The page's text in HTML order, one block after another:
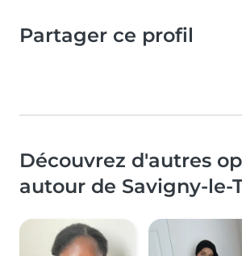
Partager ce profil
Découvrez d'autres
autour de Savigny-le-